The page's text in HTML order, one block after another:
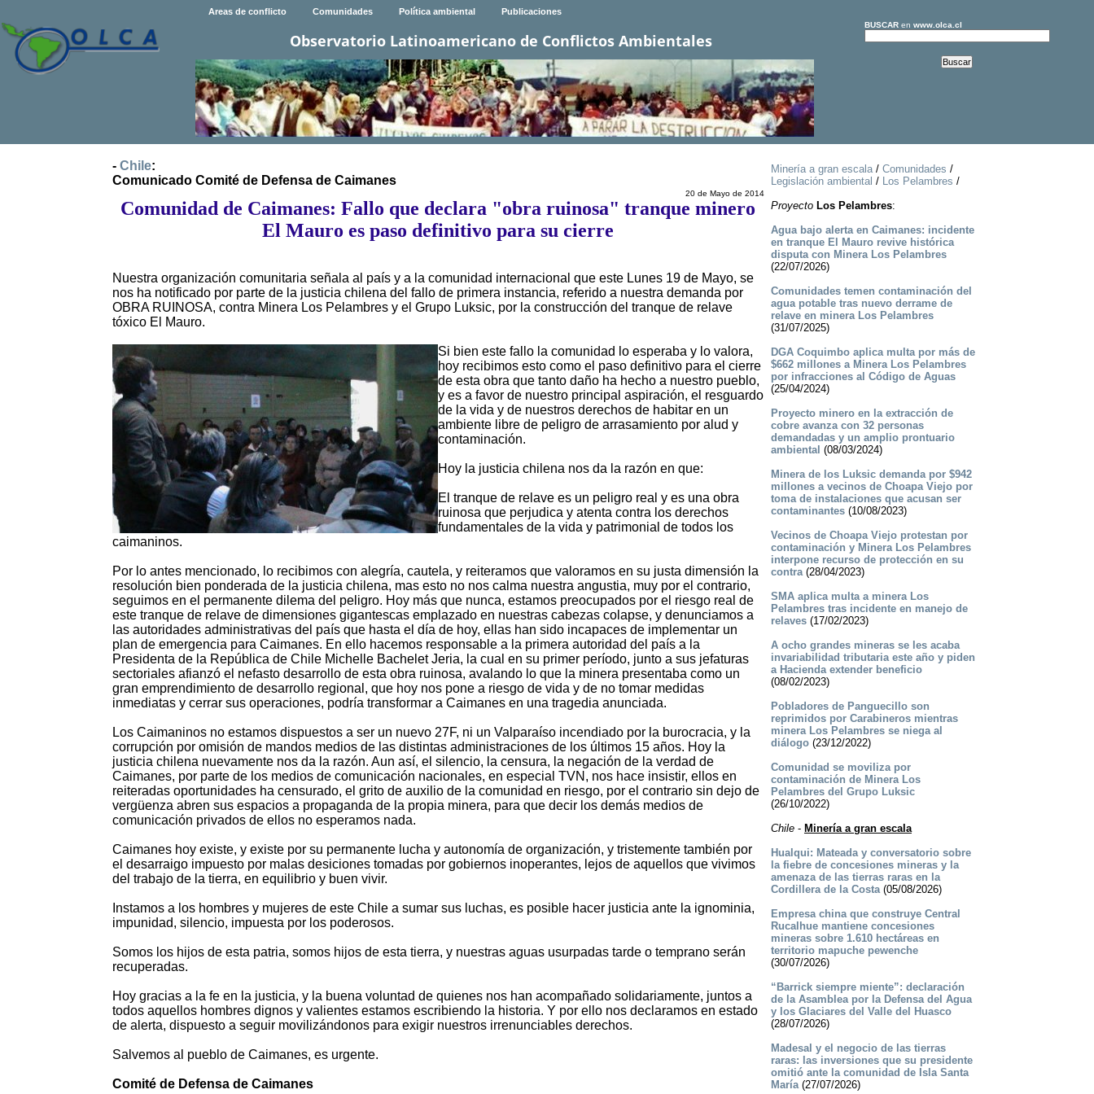
Areas de conflicto Comunidades Política ambiental Publicaciones
Observatorio Latinoamericano de Conflictos Ambientales
BUSCARen www.olca.cl
- Chile:
Comunicado Comité de Defensa de Caimanes
20 de Mayo de 2014
Comunidad de Caimanes: Fallo que declara "obra ruinosa" tranque minero
El Mauro es paso definitivo para su cierre
Nuestra organización comunitaria señala al país y a la comunidad internacional que este Lunes 19 de Mayo, se
nos ha notificado por parte de la justicia chilena del fallo de primera instancia, referido a nuestra demanda por
OBRA RUINOSA, contra Minera Los Pelambres y el Grupo Luksic, por la construcción del tranque de relave
tóxico El Mauro.
Si bien este fallo la comunidad lo esperaba y lo valora,
hoy recibimos esto como el paso definitivo para el cierre
de esta obra que tanto daño ha hecho a nuestro pueblo,
y es a favor de nuestro principal aspiración, el resguardo
de la vida y de nuestros derechos de habitar en un
ambiente libre de peligro de arrasamiento por alud y
contaminación.
Hoy la justicia chilena nos da la razón en que:
El tranque de relave es un peligro real y es una obra
ruinosa que perjudica y atenta contra los derechos
fundamentales de la vida y patrimonial de todos los
caimaninos.
Por lo antes mencionado, lo recibimos con alegría, cautela, y reiteramos que valoramos en su justa dimensión la
resolución bien ponderada de la justicia chilena, mas esto no nos calma nuestra angustia, muy por el contrario,
seguimos en el permanente dilema del peligro. Hoy más que nunca, estamos preocupados por el riesgo real de
este tranque de relave de dimensiones gigantescas emplazado en nuestras cabezas colapse, y denunciamos a
las autoridades administrativas del país que hasta el día de hoy, ellas han sido incapaces de implementar un
plan de emergencia para Caimanes. En ello hacemos responsable a la primera autoridad del país a la
Presidenta de la República de Chile Michelle Bachelet Jeria, la cual en su primer período, junto a sus jefaturas
sectoriales afianzó el nefasto desarrollo de esta obra ruinosa, avalando lo que la minera presentaba como un
gran emprendimiento de desarrollo regional, que hoy nos pone a riesgo de vida y de no tomar medidas
inmediatas y cerrar sus operaciones, podría transformar a Caimanes en una tragedia anunciada.
Los Caimaninos no estamos dispuestos a ser un nuevo 27F, ni un Valparaíso incendiado por la burocracia, y la
corrupción por omisión de mandos medios de las distintas administraciones de los últimos 15 años. Hoy la
justicia chilena nuevamente nos da la razón. Aun así, el silencio, la censura, la negación de la verdad de
Caimanes, por parte de los medios de comunicación nacionales, en especial TVN, nos hace insistir, ellos en
reiteradas oportunidades ha censurado, el grito de auxilio de la comunidad en riesgo, por el contrario sin dejo de
vergüenza abren sus espacios a propaganda de la propia minera, para que decir los demás medios de
comunicación privados de ellos no esperamos nada.
Caimanes hoy existe, y existe por su permanente lucha y autonomía de organización, y tristemente también por
el desarraigo impuesto por malas desiciones tomadas por gobiernos inoperantes, lejos de aquellos que vivimos
del trabajo de la tierra, en equilibrio y buen vivir.
Instamos a los hombres y mujeres de este Chile a sumar sus luchas, es posible hacer justicia ante la ignominia,
impunidad, silencio, impuesta por los poderosos.
Somos los hijos de esta patria, somos hijos de esta tierra, y nuestras aguas usurpadas tarde o temprano serán
recuperadas.
Hoy gracias a la fe en la justicia, y la buena voluntad de quienes nos han acompañado solidariamente, juntos a
todos aquellos hombres dignos y valientes estamos escribiendo la historia. Y por ello nos declaramos en estado
de alerta, dispuesto a seguir movilizándonos para exigir nuestros irrenunciables derechos.
Salvemos al pueblo de Caimanes, es urgente.
Comité de Defensa de Caimanes
Minería a gran escala/ Comunidades /
Legislación ambiental / Los Pelambres /
Proyecto Los Pelambres:
Agua bajo alerta en Caimanes: incidente
en tranque El Mauro revive histórica
disputa con Minera Los Pelambres
(22/07/2026)
Comunidades temen contaminación del
agua potable tras nuevo derrame de
relave en minera Los Pelambres
(31/07/2025)
DGA Coquimbo aplica multa por más de
$662 millones a Minera Los Pelambres
por infracciones al Código de Aguas
(25/04/2024)
Proyecto minero en la extracción de
cobre avanza con 32 personas
demandadas y un amplio prontuario
ambiental (08/03/2024)
Minera de los Luksic demanda por $942
millones a vecinos de Choapa Viejo por
toma de instalaciones que acusan ser
contaminantes(10/08/2023)
Vecinos de Choapa Viejo protestan por
contaminación y Minera Los Pelambres
interpone recurso de protección en su
contra(28/04/2023)
SMA aplica multa a minera Los
Pelambres tras incidente en manejo de
relaves(17/02/2023)
A ocho grandes mineras se les acaba
invariabilidad tributaria este año y piden
a Hacienda extender beneficio
(08/02/2023)
Pobladores de Panguecillo son
reprimidos por Carabineros mientras
minera Los Pelambres se niega al
diálogo(23/12/2022)
Comunidad se moviliza por
contaminación de Minera Los
Pelambres del Grupo Luksic
(26/10/2022)
Chile- Minería a gran escala
Hualqui: Mateada y conversatorio sobre
la fiebre de concesiones mineras y la
amenaza de las tierras raras en la
Cordillera de la Costa(05/08/2026)
Empresa china que construye Central
Rucalhue mantiene concesiones
mineras sobre 1.610 hectáreas en
territorio mapuche pewenche
(30/07/2026)
“Barrick siempre miente”: declaración
de la Asamblea por la Defensa del Agua
y los Glaciares del Valle del Huasco
(28/07/2026)
Madesal y el negocio de las tierras
raras: las inversiones que su presidente
omitió ante la comunidad de Isla Santa
María(27/07/2026)